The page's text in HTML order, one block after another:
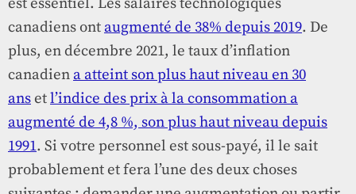
canadiens ont augmenté de 38% depuis 2019. De
plus, en décembre 2021, le taux d’inflation
canadien a atteint son plus haut niveau en 30
ans etl’indice des prix à la consommation a
augmenté de 4,8 %, son plus haut niveau depuis
1991. Si votre personnel est sous-payé, il le sait
probablement et fera l’une des deux choses